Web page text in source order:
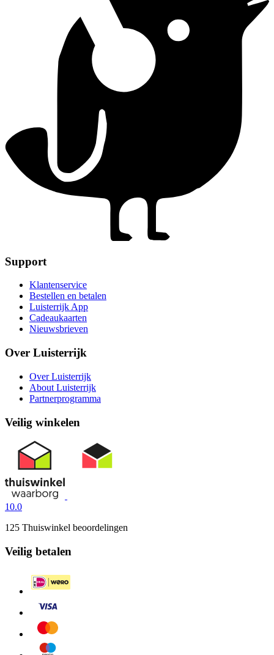
Support
Klantenservice
Bestellen en betalen
Luisterrijk App
Cadeaukaarten
Nieuwsbrieven
Over Luisterrijk
Over Luisterrijk
About Luisterrijk
Partnerprogramma
Veilig winkelen
10.0
125 Thuiswinkel beoordelingen
Veilig betalen